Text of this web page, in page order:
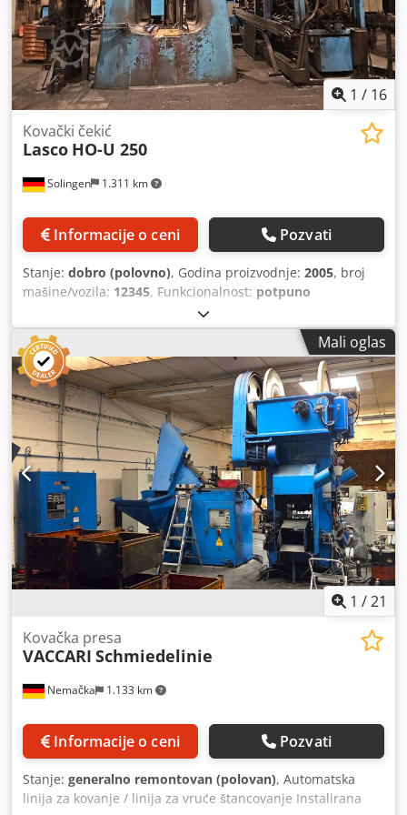
1 / 16
Solingen 1.311 km
Kovački čekić
Lasco HO-U 250
Informacije o ceni Pozvati
Stanje: dobro (polovno), Godina proizvodnje: 2005, broj
mašine/vozila: 12345, Funkcionalnost: potpuno
, Polovan hidraulični kovački čekić Proizvođač:
LASCO Tip: HOU 250 SO Godina proizvodnje: 2005
Dodpezidv Sjfx Afuswa Udarna energija 40 kJ, hod čekića
710 mm, težina čekića 3.000 kg, temelj mašine sa
elementima za prigušivanje vibracija, provodnički sistem
STAHLMANN, dvomodularni, radna platforma, automatsko
punjenje, dovoz i odvoz materijala, vodeno hlađenje.
Mali oglas
1 /21
Nemačka 1.133 km
Kovačka presa
VACCARI Schmiedelinie
Informacije o ceni Pozvati
Stanje: generalno remontovan (polovan), Automatska
linija za kovanje / linija za vruće štancovanje Instalirana